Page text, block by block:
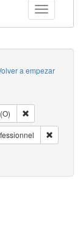
Toggle
a empezar
oral
de